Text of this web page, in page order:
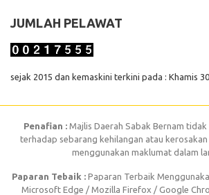
JUMLAH PELAWAT
sejak 2015 dan kemaskini terkini pada : Khamis 30
Penafian : Majlis Daerah Sabak Bernam
terhadap sebarang kehilangan atau
menggunakan maklumat dalam
Paparan Tebaik : Paparan Terbaik
Microsoft Edge / Mozilla Firefox / Google